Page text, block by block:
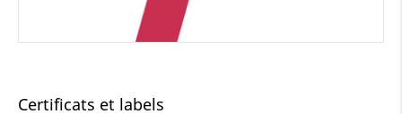
Certificats et labels